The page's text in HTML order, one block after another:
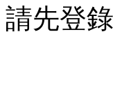
請先登